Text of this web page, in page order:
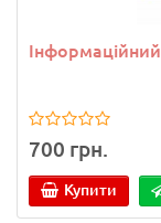
Інформаційний
700 грн.
Купити